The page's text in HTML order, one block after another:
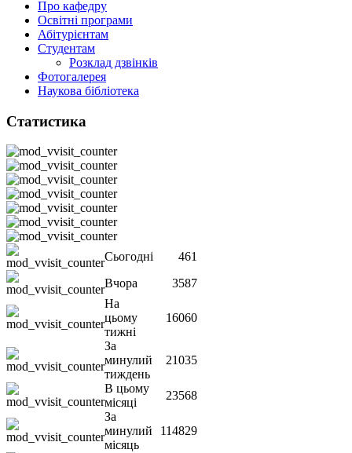
Про кафедру
Освітні програми
Абітурієнтам
Студентам
Розклад дзвінків
Фотогалерея
Наукова бібліотека
Статистика
Сьогодні
461
Вчора
3587
На
цьому
тижні
16060
За
минулий
тиждень
21035
В цьому
місяці
23568
За
минулий
місяць
114829